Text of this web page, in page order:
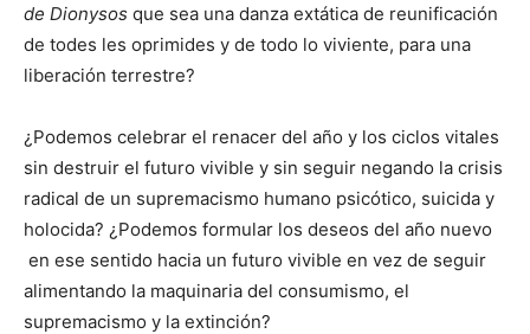
de Dionysos que sea una danza extática de reunificación
de todes les oprimides y de todo lo viviente, para una
liberación terrestre?
¿Podemos celebrar el renacer del año y los ciclos vitales
sin destruir el futuro vivible y sin seguir negando la crisis
radical de un supremacismo humano psicótico, suicida y
holocida? ¿Podemos formular los deseos del año nuevo
en ese sentido hacia un futuro vivible en vez de seguir
alimentando la maquinaria del consumismo, el
supremacismo y la extinción?